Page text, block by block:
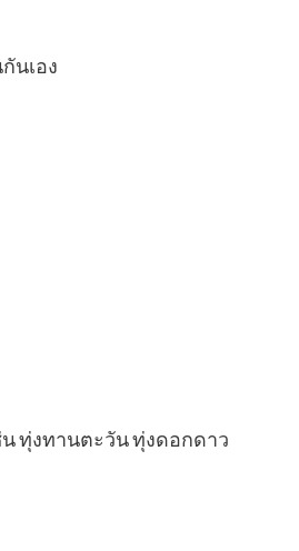
นเอง
ทุ่งทานตะวัน ทุ่งดอกดาว